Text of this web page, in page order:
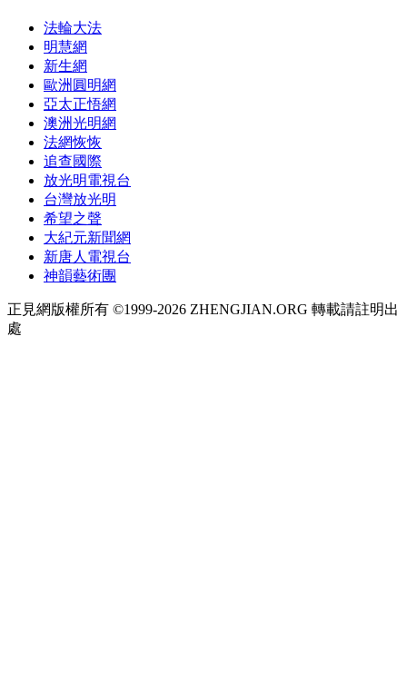
法輪大法
明慧網
新生網
歐洲圓明網
亞太正悟網
澳洲光明網
法網恢恢
追查國際
放光明電視台
台灣放光明
希望之聲
大紀元新聞網
新唐人電視台
神韻藝術團
正見網版權所有 ©1999-2026 ZHENGJIAN.ORG 轉載請註明出
處